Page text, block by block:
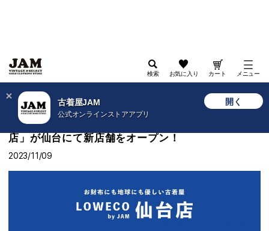
古着屋JAM
公式オンラインストアアプリ
開く
検索 お気に入り カート メニュー
古着屋JAM WEB
2023年12月23日(土)に「LOWECO by JAM 仙台
店」が仙台にて新店舗をオープン！
2023年12月23日(土)に「LOWECO by JAM 仙台
店」が仙台にて新店舗をオープン！
2023/11/09